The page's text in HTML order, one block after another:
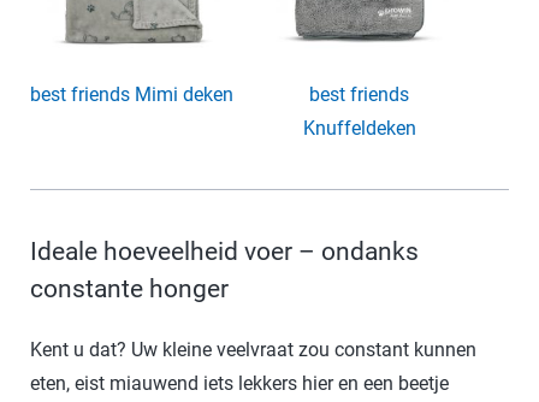
best friends Mimi deken
best friends
Knuffeldeken
Ideale hoeveelheid voer – ondanks
constante honger
Kent u dat? Uw kleine veelvraat zou constant kunnen
eten, eist miauwend iets lekkers hier en een beetje